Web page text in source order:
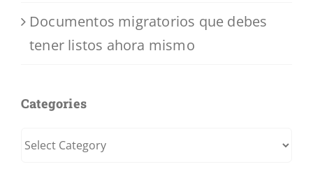
Documentos migratorios que debes
tener listos ahora mismo
Categories
Categories